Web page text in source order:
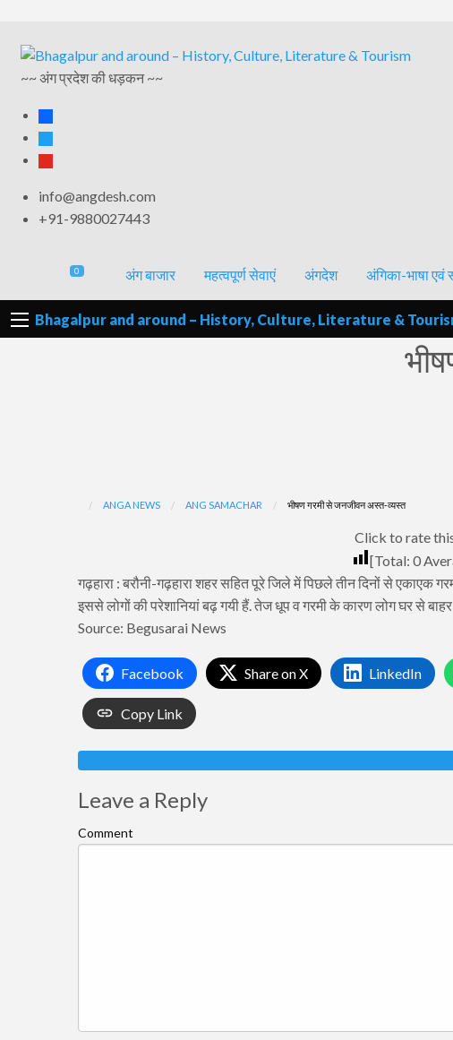
अंगिका-
भाषा एवं
अंग-
पर्यटन
मनोरंजन
अंग-
~~ अंग प्रदेश की धड़कन ~~
facebook
twitter
youtube
info@angdesh.com
+91-9880027443
0 अंग बाजार महत्वपूर्ण सेवाएं अंगदेश अंगिका-भाषा एवं
Bhagalpur and around – History, Culture, Literature &
ANGA NEWS ANG SAMACHAR भीषण गरमी से जनजीवन अस्त-व्यस्त
Click to rate
[Total: 0
गढ़हारा : बरौनी-गढ़हारा शहर सहित पूरे जिले में पिछले तीन दिनों से एकाएक
इससे लोगों की परेशानियां बढ़ गयी हैं. तेज धूप व गरमी के कारण लोग घर से
Source: Begusarai News
Facebook Share on X LinkedIn
Copy Link
Leave a Reply
Comment